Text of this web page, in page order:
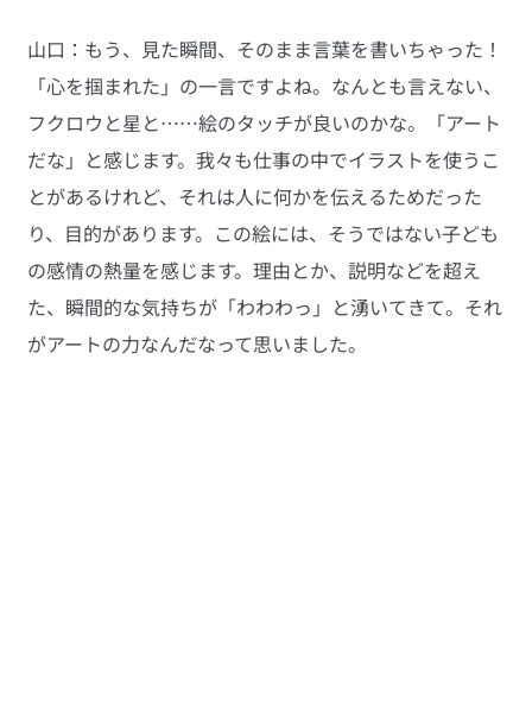
山口：もう、見た瞬間、そのまま言葉を書いちゃった！
「心を掴まれた」の一言ですよね。なんとも言えない、
フクロウと星と……絵のタッチが良いのかな。「アート
だな」と感じます。我々も仕事の中でイラストを使うこ
とがあるけれど、それは人に何かを伝えるためだった
り、目的があります。この絵には、そうではない子ども
の感情の熱量を感じます。理由とか、説明などを超え
た、瞬間的な気持ちが「わわわっ」と湧いてきて。それ
がアートの力なんだなって思いました。